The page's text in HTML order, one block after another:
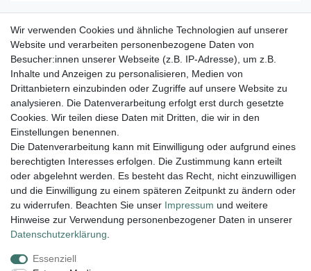
Pfauen-Flügel 42 mm Silber 1 Stück
66,95 € *
In den Warenkorb
*inkl. ges. MwSt. zzgl.Versandkosten
Lieferung und Versand
Impressum Daten­schutz­erklärung AGB
Widerrufs­recht
Wir verwenden Cookies und ähnliche Technologien auf unserer
Website und verarbeiten personenbezogene Daten von
Besucher:innen unserer Webseite (z.B. IP-Adresse), um z.B.
Inhalte und Anzeigen zu personalisieren, Medien von
Drittanbietern einzubinden oder Zugriffe auf unsere Website zu
analysieren. Die Datenverarbeitung erfolgt erst durch gesetzte
Cookies. Wir teilen diese Daten mit Dritten, die wir in den
Einstellungen benennen.
Die Datenverarbeitung kann mit Einwilligung oder aufgrund eines
berechtigten Interesses erfolgen. Die Zustimmung kann erteilt
oder abgelehnt werden. Es besteht das Recht, nicht einzuwilligen
und die Einwilligung zu einem späteren Zeitpunkt zu ändern oder
zu widerrufen. Beachten Sie unser Impressum und weitere
Hinweise zur Verwendung personenbezogener Daten in unserer
Daten­schutz­erklärung
Essenziell